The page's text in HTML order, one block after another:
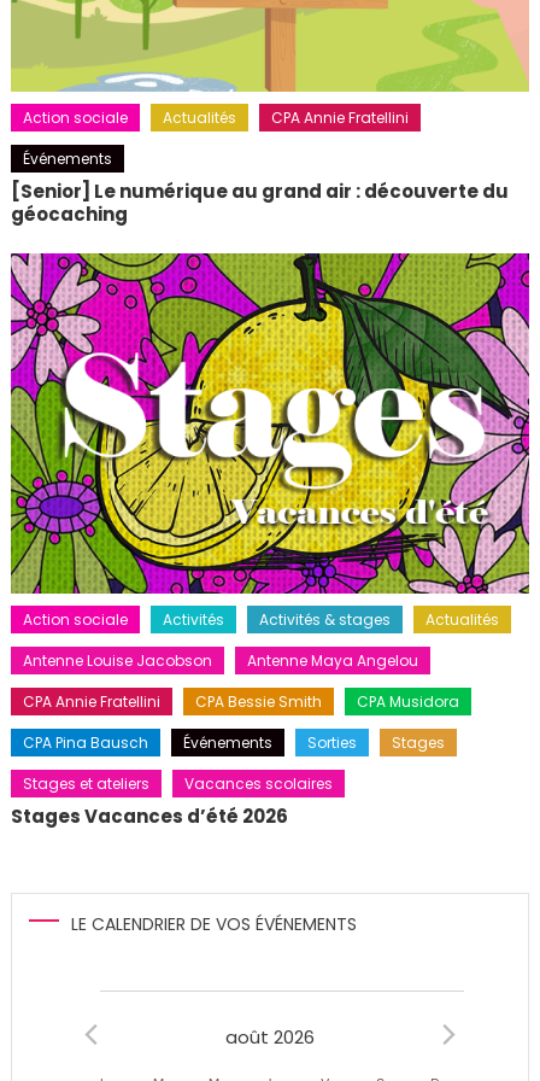
Action sociale Actualités
CPA Annie Fratellini
Événements
[Senior] Le numérique au grand air : découverte du
géocaching
Action sociale Activités Activités & stages
Actualités
Antenne Louise Jacobson
Antenne Maya Angelou
CPA Annie Fratellini
CPA Bessie Smith
CPA Musidora
CPA Pina Bausch
Événements Sorties
Stages
Stages et ateliers
Vacances scolaires
Stages Vacances d’été 2026
LE CALENDRIER DE VOS ÉVÉNEMENTS
août 2026